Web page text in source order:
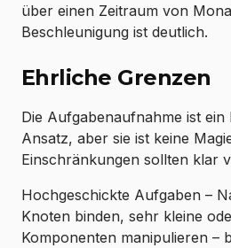
über einen Zeitraum von
Beschleunigung ist deutlich.
Ehrliche Grenzen
Die Aufgabenaufnahme ist ein
Ansatz, aber sie ist keine
Einschränkungen sollten klar
Hochgeschickte Aufgaben –
Knoten binden, sehr kleine
Komponenten manipulieren –